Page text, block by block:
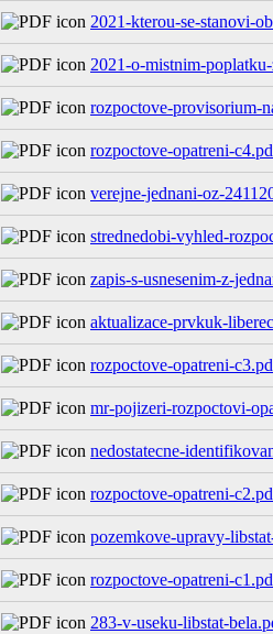
2021-kterou-se-stanovi-
2021-o-mistnim-
rozpoctove-provisorium-
rozpoctove-opatreni-
verejne-jednani-oz-
strednedobi-vyhled-
zapis-s-usnesenim-z-
aktualizace-prvkuk-
rozpoctove-opatreni-
mr-pojizeri-rozpoctovi-
nedostatecne-
rozpoctove-opatreni-
pozemkove-upravy-
rozpoctove-opatreni-
283-v-useku-libstat-